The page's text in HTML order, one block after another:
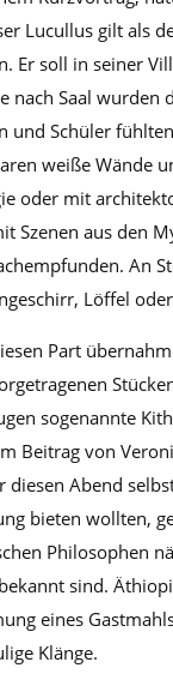
Lucullus gilt als
Er soll in seiner
nach Saal wurden
und Schüler
weiße Wände
oder mit
Szenen aus den
An
Löffel
Part
sogenannte
Beitrag von
Abend
bieten wollten,
Philosophen
sind.
eines
Klänge.